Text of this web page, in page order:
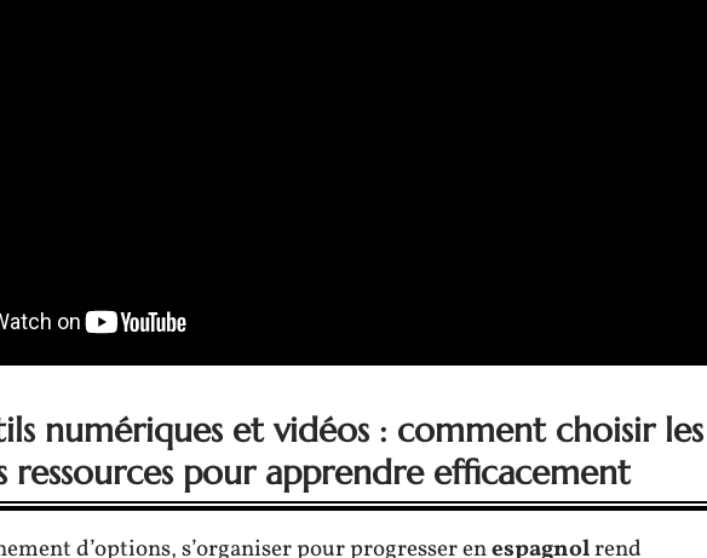
numériques et vidéos : comment choisir les
ressources pour apprendre efficacement
d’options, s’organiser pour progresser enespagnolrend